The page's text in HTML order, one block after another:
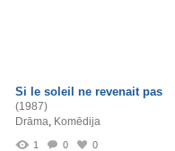
Si le soleil ne revenait pas
(1987)
Drāma, Komēdija
1 0 0